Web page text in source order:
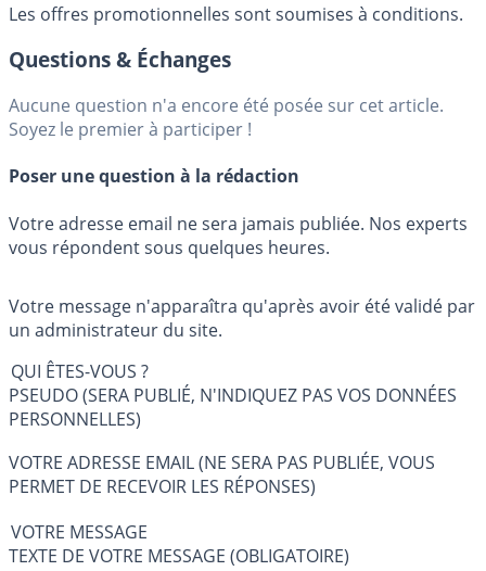
Les offres promotionnelles sont soumises à conditions.
Questions & Échanges
Aucune question n'a encore été posée sur cet article.
Soyez le premier à participer !
Poser une question à la rédaction
Votre adresse email ne sera jamais publiée. Nos experts
vous répondent sous quelques heures.
Votre message n'apparaîtra qu'après avoir été validé par
un administrateur du site.
QUI ÊTES-VOUS ?
PSEUDO (SERA PUBLIÉ, N'INDIQUEZ PAS VOS DONNÉES
PERSONNELLES)
VOTRE ADRESSE EMAIL (NE SERA PAS PUBLIÉE, VOUS
PERMET DE RECEVOIR LES RÉPONSES)
VOTRE MESSAGE
TEXTE DE VOTRE MESSAGE (OBLIGATOIRE)